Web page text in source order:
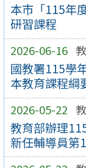
本市「115年
研習課程
2026-06-16
國教署115學
本教育課程綱
2026-05-22
教育部辦理
新任輔導員第